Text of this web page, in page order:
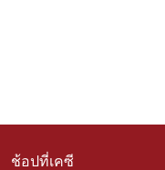
ช้อปที่เคซี